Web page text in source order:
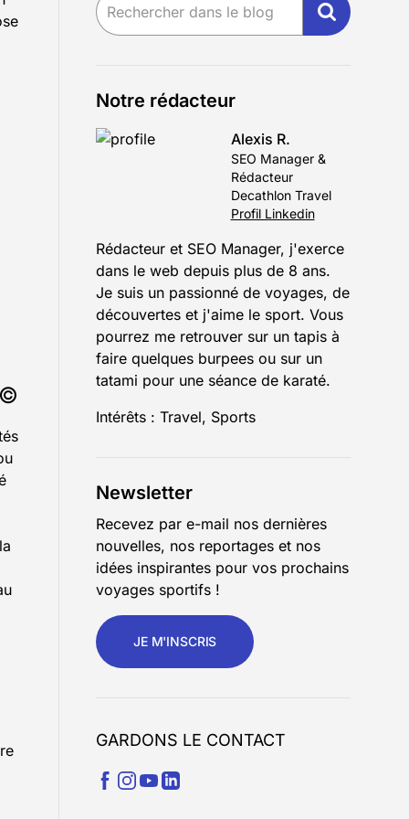
Notre rédacteur
Alexis R.
SEO Manager &
Rédacteur
Decathlon Travel
Profil Linkedin
Rédacteur et SEO Manager, j'exerce
dans le web depuis plus de 8 ans.
Je suis un passionné de voyages, de
découvertes et j'aime le sport. Vous
pourrez me retrouver sur un tapis à
faire quelques burpees ou sur un
tatami pour une séance de karaté.
Intérêts : Travel, Sports
Newsletter
Recevez par e-mail nos dernières
nouvelles, nos reportages et nos
idées inspirantes pour vos prochains
voyages sportifs !
JE M'INSCRIS
GARDONS LE CONTACT